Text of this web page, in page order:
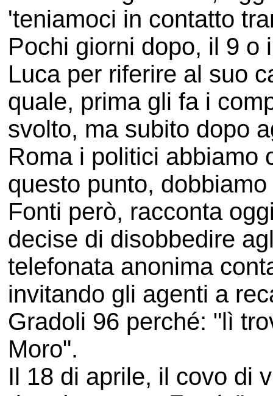
'teniamoci in contatto
Pochi giorni dopo, il 9 o
Luca per riferire al suo
quale, prima gli fa i
svolto, ma subito dopo
Roma i politici abbiamo
questo punto,
Fonti però, racconta
decise di disobbedire
telefonata anonima
invitando gli agenti a
Gradoli 96 perché: "lì
Moro".
Il 18 di aprile, il covo di